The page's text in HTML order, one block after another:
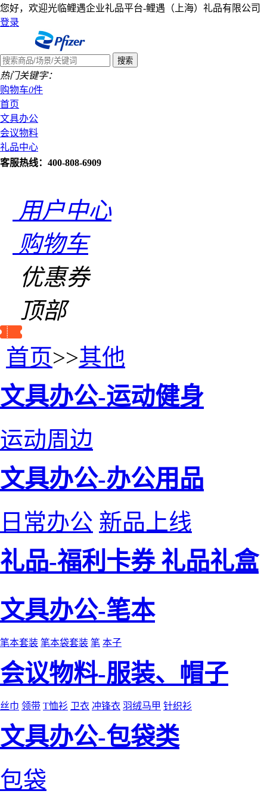
您好，欢迎光临鲤遇企业礼品平台-鲤遇（上海）礼品有限公司
登录
热门关键字：
购物车0件
首页
文具办公
会议物料
礼品中心
客服热线：400-808-6909
用户中心
购物车
优惠券
顶部
首页>>其他
文具办公-运动健身
运动周边
文具办公-办公用品
日常办公 新品上线
礼品-福利卡券 礼品礼盒
文具办公-笔本
笔本套装 笔本袋套装 笔 本子
会议物料-服装、帽子
丝巾 领带 T恤衫 卫衣 冲锋衣 羽绒马甲 针织衫
文具办公-包袋类
包袋